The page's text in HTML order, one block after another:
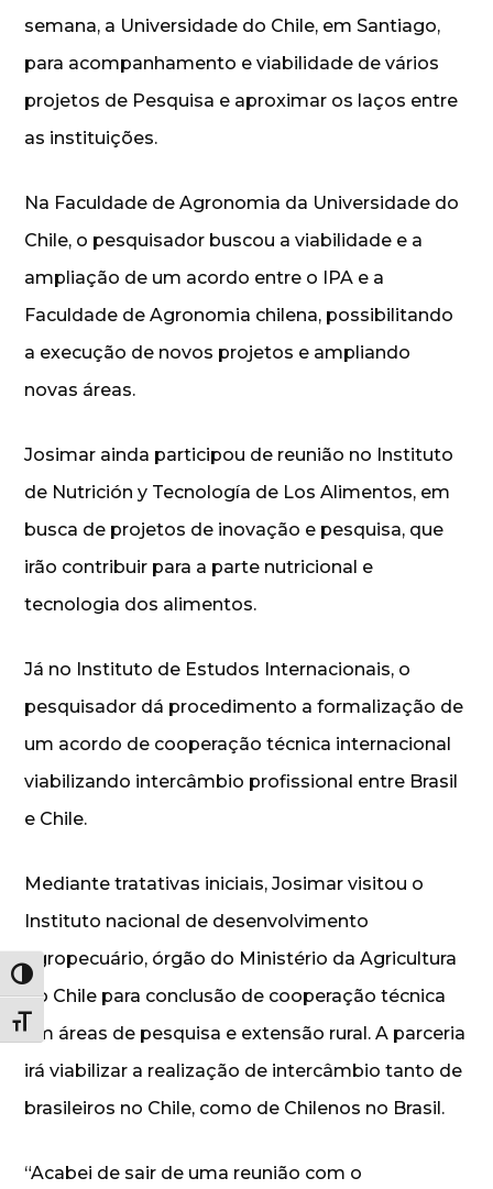
Alternar alto contraste
Alternar tamanho da fonte
semana, a Universidade do Chile, em Santiago,
para acompanhamento e viabilidade de vários
projetos de Pesquisa e aproximar os laços entre
as instituições.
Na Faculdade de Agronomia da Universidade do
Chile, o pesquisador buscou a viabilidade e a
ampliação de um acordo entre o IPA e a
Faculdade de Agronomia chilena, possibilitando
a execução de novos projetos e ampliando
novas áreas.
Josimar ainda participou de reunião no Instituto
de Nutrición y Tecnología de Los Alimentos, em
busca de projetos de inovação e pesquisa, que
irão contribuir para a parte nutricional e
tecnologia dos alimentos.
Já no Instituto de Estudos Internacionais, o
pesquisador dá procedimento a formalização de
um acordo de cooperação técnica internacional
viabilizando intercâmbio profissional entre Brasil
e Chile.
Mediante tratativas iniciais, Josimar visitou o
Instituto nacional de desenvolvimento
agropecuário, órgão do Ministério da Agricultura
do Chile para conclusão de cooperação técnica
em áreas de pesquisa e extensão rural. A parceria
irá viabilizar a realização de intercâmbio tanto de
brasileiros no Chile, como de Chilenos no Brasil.
“Acabei de sair de uma reunião com o